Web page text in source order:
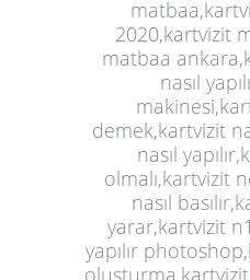
2020,kartvizit
matbaa
nasıl
demek,kartvizit
nasıl
olmalı,kartvizit
nasıl
yarar,kartvizit
yapılır